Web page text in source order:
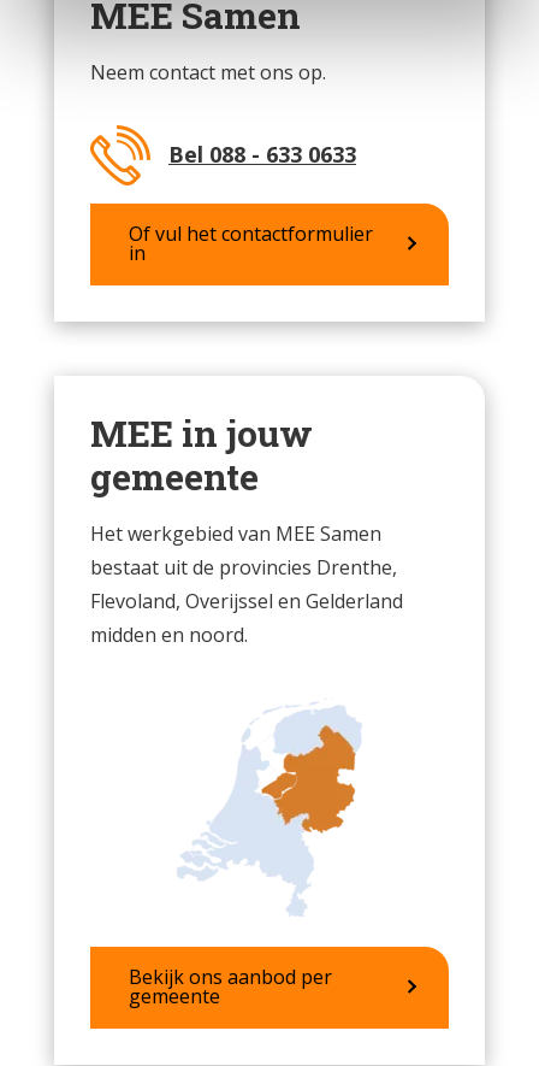
MEE Samen
Neem contact met ons op.
Bel 088 - 633 0633
Of vul het contactformulier
in
MEE in jouw
gemeente
Het werkgebied van MEE Samen
bestaat uit de provincies Drenthe,
Flevoland, Overijssel en Gelderland
midden en noord.
Bekijk ons aanbod per
gemeente